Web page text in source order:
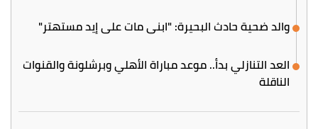
والد ضحية حادث البحيرة: "ابني مات على إيد مستهتر"
العد التنازلي بدأ.. موعد مباراة الأهلي وبرشلونة والقنوات
الناقلة